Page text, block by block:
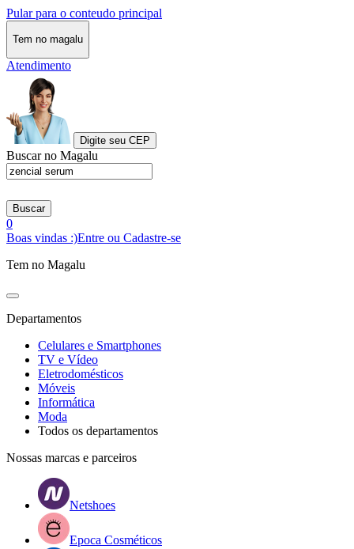
Pular para o conteudo principal
Tem no magalu
Atendimento
Digite seu CEP
Buscar no Magalu
Buscar
0
Boas vindas :)Entre ou Cadastre-se
Tem no Magalu
Departamentos
Celulares e Smartphones
TV e Vídeo
Eletrodomésticos
Móveis
Informática
Moda
Todos os departamentos
Nossas marcas e parceiros
Netshoes
Epoca Cosméticos